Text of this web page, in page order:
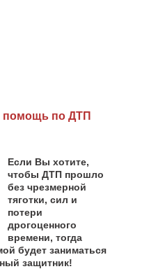
помощь по ДТП
Если Вы хотите,
чтобы ДТП прошло
без чрезмерной
тяготки, сил и
потери
дрогоценного
времени, тогда
будет заниматься
защитник!